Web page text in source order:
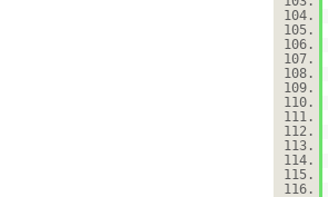
104.
105.
106.
107.
108.
109.
110.
111.
112.
113.
114.
115.
116.